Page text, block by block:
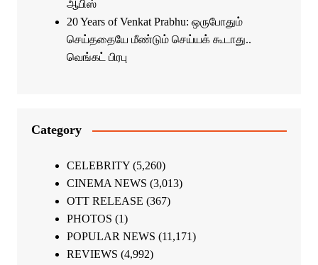
ஆபிஸ்
20 Years of Venkat Prabhu: ஒருபோதும்
செய்ததையே மீண்டும் செய்யக் கூடாது..
வெங்கட் பிரபு
Category
CELEBRITY(5,260)
CINEMA NEWS (3,013)
OTT RELEASE (367)
PHOTOS (1)
POPULAR NEWS (11,171)
REVIEWS (4,992)